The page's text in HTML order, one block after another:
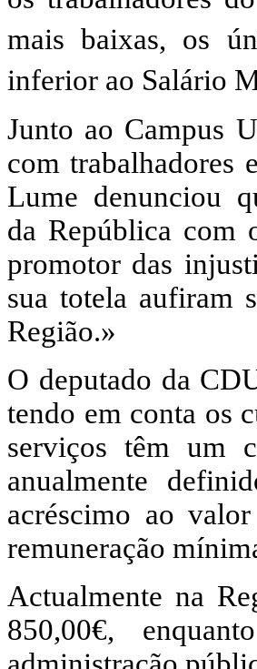
mais baixas, os
inferior ao Salário
Junto ao Campus
com trabalhadores
Lume denunciou
da República com
promotor das
sua totela aufiram
Região.»
O deputado da
tendo em conta os
serviços têm um
anualmente
acréscimo ao
remuneração
Actualmente na
850,00€,